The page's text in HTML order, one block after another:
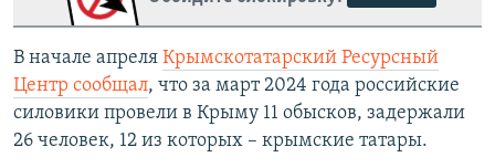
В начале апреля Крымскотатарский Ресурсный
Центр сообщал, что за март 2024 года российские
силовики провели в Крыму 11 обысков, задержали
26 человек, 12 из которых – крымские татары.